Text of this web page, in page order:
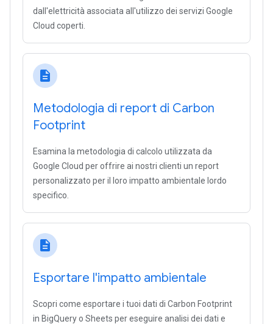
dall'elettricità associata all'utilizzo dei servizi Google
Cloud coperti.
description
Metodologia di report di Carbon
Footprint
Esamina la metodologia di calcolo utilizzata da
Google Cloud per offrire ai nostri clienti un report
personalizzato per il loro impatto ambientale lordo
specifico.
description
Esportare l'impatto ambientale
Scopri come esportare i tuoi dati di Carbon Footprint
in BigQuery o Sheets per eseguire analisi dei dati e